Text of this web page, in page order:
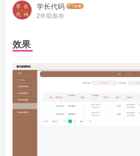
学长代码
2年前发布
效果